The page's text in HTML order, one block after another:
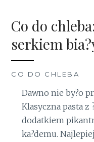
Co do
serkiem
CO DO CHLEBA
Dawno nie by?o
Klasyczna pasta z
dodatkiem
ka?demu.